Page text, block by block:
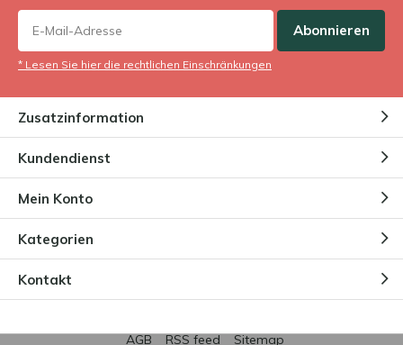
Abonnieren
* Lesen Sie hier die rechtlichen Einschränkungen
Zusatzinformation
Kundendienst
Mein Konto
Kategorien
Kontakt
AGB RSS feed Sitemap